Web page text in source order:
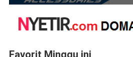
Favorit Minggu ini